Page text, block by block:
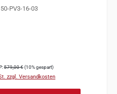
PV3-16-03
Preis:
579,00 €(10% gespart)
zzgl. Versandkosten